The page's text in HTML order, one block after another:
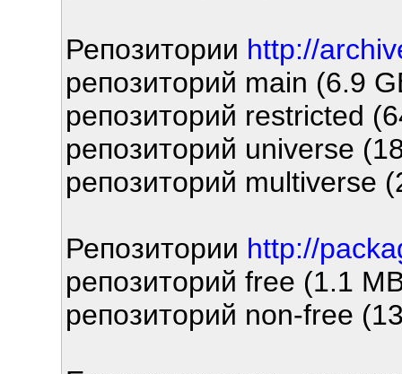
Репозитории http://
репозиторий main (6.9
репозиторий restricted
репозиторий universe
репозиторий multiverse
Репозитории http://
репозиторий free (1.1
репозиторий non-free